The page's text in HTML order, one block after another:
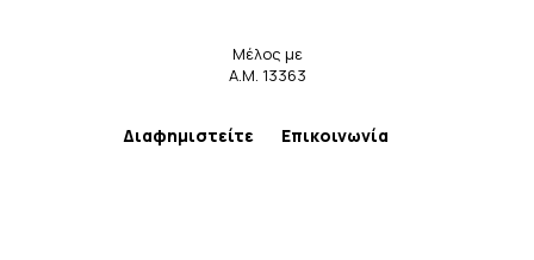
Μέλος με
Α.Μ. 13363
Διαφημιστείτε Επικοινωνία